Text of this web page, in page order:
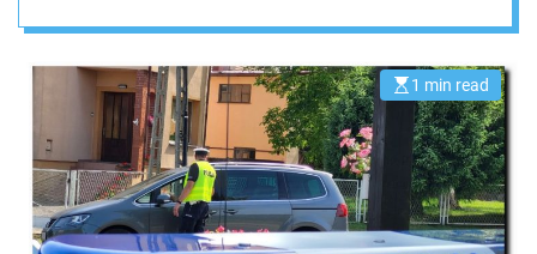
E
s
t
i
m
a
t
e
d
r
1 min read